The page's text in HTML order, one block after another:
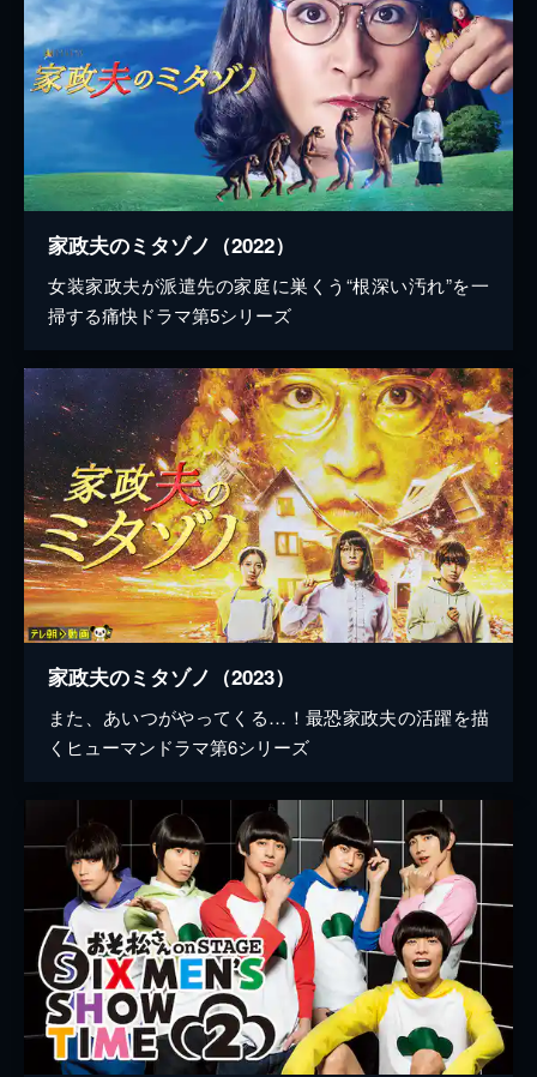
家政夫のミタゾノ（2022）
女装家政夫が派遣先の家庭に巣くう“根深い汚れ”を一
掃する痛快ドラマ第5シリーズ
家政夫のミタゾノ（2023）
また、あいつがやってくる…！最恐家政夫の活躍を描
くヒューマンドラマ第6シリーズ